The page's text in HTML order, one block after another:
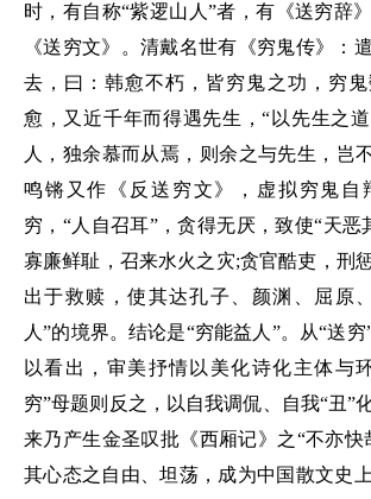
时，有自称“紫逻山人”者，有《送穷辞
《送穷文》。清戴名世有《穷鬼传》：
去，曰：韩愈不朽，皆穷鬼之功，穷
愈，又近千年而得遇先生，“以先生之
人，独余慕而从焉，则余之与先生，岂
鸣锵又作《反送穷文》，虚拟穷鬼自
穷，“人自召耳”，贪得无厌，致使“天恶
寡廉鲜耻，召来水火之灾;贪官酷吏，刑
出于救赎，使其达孔子、颜渊、屈原
人”的境界。结论是“穷能益人”。从“送
以看出，审美抒情以美化诗化主体与
穷”母题则反之，以自我调侃、自我“丑”
来乃产生金圣叹批《西厢记》之“不亦快
其心态之自由、坦荡，成为中国散文史